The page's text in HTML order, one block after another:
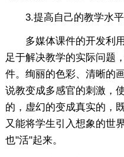
3.提高自己的教学水平
多媒体课件的开发利用
足于解决教学的实际问题
件。绚丽的色彩、清晰的
说教变成多感官的刺激，
的，虚幻的变成真实的，
又能将学生引入想象的世
也"活"起来。